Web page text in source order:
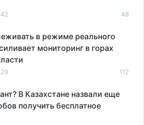
48
в режиме реального
мониторинг в горах
112
В Казахстане назвали еще
получить бесплатное